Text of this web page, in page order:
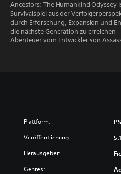
Ancestors: The Humankind Odyssey
Survivalspiel aus der
durch Erforschung, Expansion und
die nächste Generation zu erreichen
Abenteuer vom Entwickler von
Plattform:
Veröffentlichung:
Herausgeber:
Genres: